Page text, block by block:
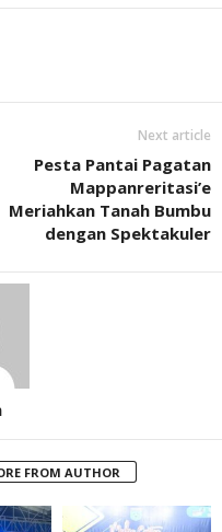
Next article
Pesta Pantai Pagatan
Mappanreritasi’e
Meriahkan Tanah Bumbu
dengan Spektakuler
FROM AUTHOR